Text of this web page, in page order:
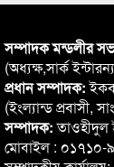
সম্পাদক মন্ডলীর
(অধ্যক্ষ,সার্ক
প্রধান সম্পাদক:
(ইংল্যান্ড প্রবাসী,
সম্পাদক:তাওহীদুল
মোবাইল :